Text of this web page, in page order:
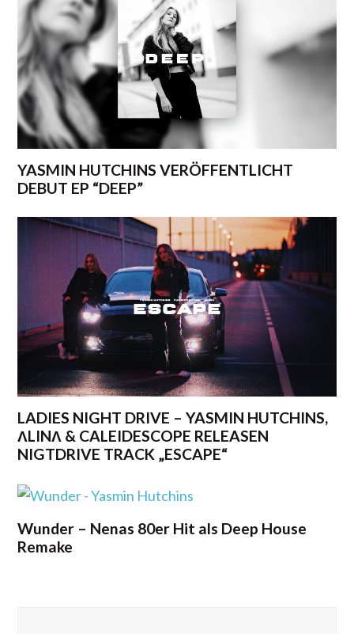
YASMIN HUTCHINS VERÖFFENTLICHT
DEBUT EP “DEEP”
LADIES NIGHT DRIVE – YASMIN HUTCHINS,
ΛLINΛ & CALEIDESCOPE RELEASEN
NIGTDRIVE TRACK „ESCAPE“
Wunder – Nenas 80er Hit als Deep House
Remake